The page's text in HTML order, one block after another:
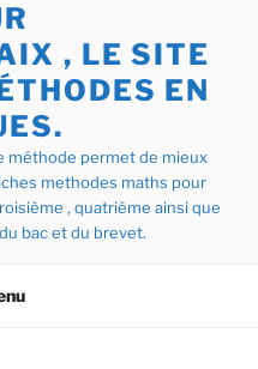
, LE SITE
EN
méthode permet de mieux
methodes maths pour
, quatrième ainsi que
bac et du brevet.